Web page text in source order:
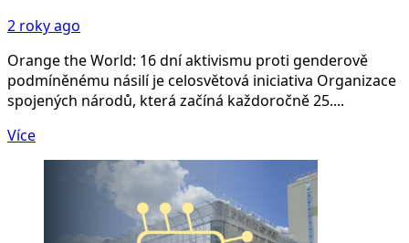
2 roky ago
Orange the World: 16 dní aktivismu proti genderově
podmíněnému násilí je celosvětová iniciativa Organizace
spojených národů, která začíná každoročně 25....
Více